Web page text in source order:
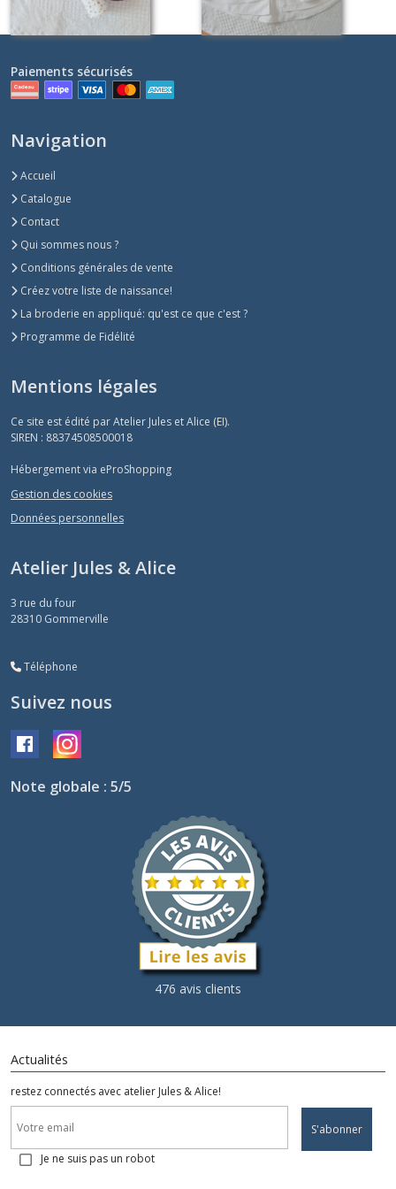
Paiements sécurisés
Navigation
Accueil
Catalogue
Contact
Qui sommes nous ?
Conditions générales de vente
Créez votre liste de naissance!
La broderie en appliqué: qu'est ce que c'est ?
Programme de Fidélité
Mentions légales
Ce site est édité par Atelier Jules et Alice (EI).
SIREN : 88374508500018
Hébergement via eProShopping
Gestion des cookies
Données personnelles
Atelier Jules & Alice
3 rue du four
28310 Gommerville
Téléphone
Suivez nous
Note globale : 5/5
476 avis clients
Actualités
restez connectés avec atelier Jules & Alice!
S'abonner
Je ne suis pas un robot